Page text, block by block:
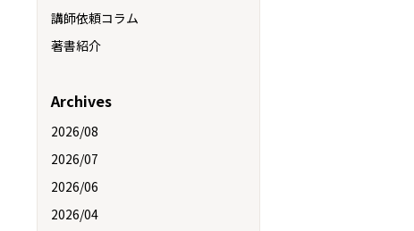
講師依頼コラム
著書紹介
Archives
2026/08
2026/07
2026/06
2026/04